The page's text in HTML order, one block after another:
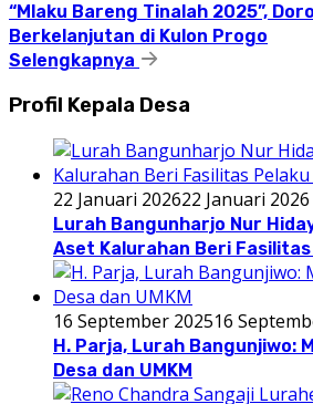
“Mlaku Bareng Tinalah 2025”,
Berkelanjutan di Kulon Progo
Selengkapnya
Profil Kepala Desa
22 Januari 202622 Januari 2026
Lurah Bangunharjo Nur
Aset Kalurahan Beri Fasilitas
16 September 202516
H. Parja, Lurah Bangunjiwo:
Desa dan UMKM